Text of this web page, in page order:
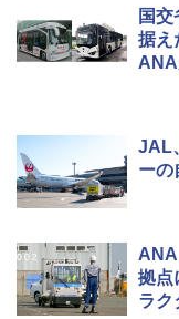
[
-
国
据え
JAL
ーの
拠点
ラク